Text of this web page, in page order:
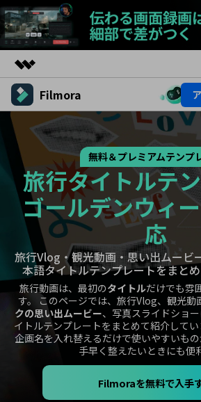
製品
AIGCサービス
ユーティリティ
法人・教育・パートナー
概要
ソリューション
企業情報
プラン＆価格
サポート
Filmora
製品
プラットフォーム
製品機能
AI機能
AI機能
AIヒント
活用法
Filmoraのユーザー層
ビデオソリューション
動画編集関連知識
動画編集のコツ
サポート
サポート
カスタマーサポート
ブランド紹介
購入する
検索
無料＆プレミアムテンプ
旅行タイトルテ
ゴールデンウィ
応
旅行Vlog・観光動画・思い出ムービ
本語タイトルテンプレートをまと
旅行動画は、最初のタイトルだけでも雰
す。 このページでは、旅行Vlog、観光動
クの思い出ムービー、写真スライドショ
イトルテンプレートをまとめて紹介してい
企画名を入れ替えるだけで使いやすいも
手早く整えたいときにも便
Filmoraを無料で入手